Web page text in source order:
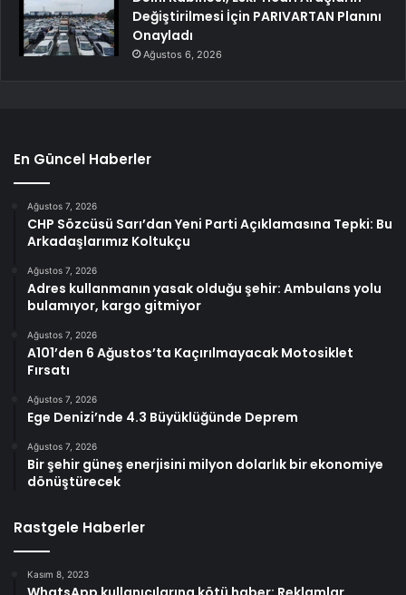
Değiştirilmesi İçin PARIVARTAN Planını
Onayladı
Ağustos 6, 2026
En Güncel Haberler
Ağustos 7, 2026
CHP Sözcüsü Sarı’dan Yeni Parti Açıklamasına Tepki: Bu
Arkadaşlarımız Koltukçu
Ağustos 7, 2026
Adres kullanmanın yasak olduğu şehir: Ambulans yolu
bulamıyor, kargo gitmiyor
Ağustos 7, 2026
A101’den 6 Ağustos’ta Kaçırılmayacak Motosiklet
Fırsatı
Ağustos 7, 2026
Ege Denizi’nde 4.3 Büyüklüğünde Deprem
Ağustos 7, 2026
Bir şehir güneş enerjisini milyon dolarlık bir ekonomiye
dönüştürecek
Rastgele Haberler
Kasım 8, 2023